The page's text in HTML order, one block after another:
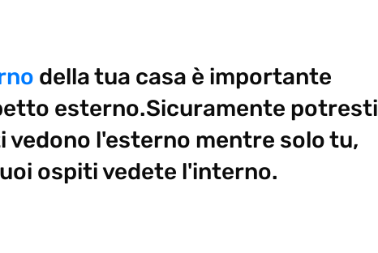
della tua casa è importante
esterno.Sicuramente potresti
l'esterno mentre solo tu,
ospiti vedete l'interno.